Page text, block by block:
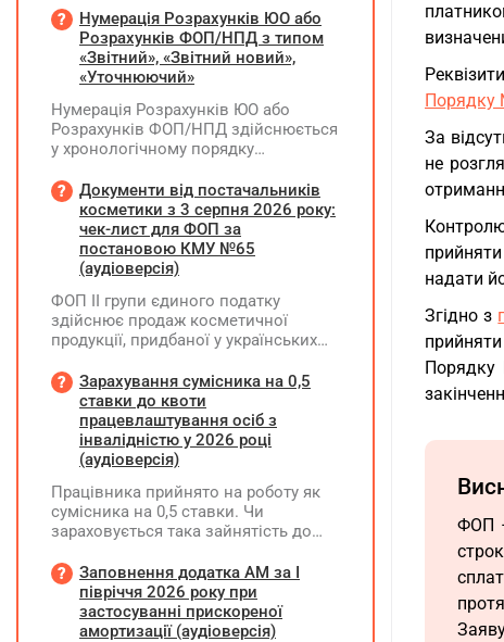
Порядку
За
не
надати
Згідно з
Порядку
ФОП
ПДФО та ВЗ. Крім того, статутний
капітал збільшувався за рахунок
нерозподіленого прибутку без
нарахування дивідендів. У 2026 році
виплатити кошти засновникам. Чи
потрібно утримувати ПДФО та ВЗ?
Нумерація Розрахунків ЮО або
Розрахунків ФОП/НПД з типом
«Звітний», «Звітний новий»,
«Уточнюючий»
Нумерація Розрахунків ЮО або
Розрахунків ФОП/НПД здійснюється
у хронологічному порядку
межах одного звітного
(податкового) періоду та не
продовжується в наступних
Документи від постачальників
косметики з 3 серпня 2026 року:
чек-лист для ФОП за
постановою КМУ №65
(аудіоверсія)
ФОП ІІ групи єдиного податку
здійснює продаж косметичної
продукції, придбаної у українських
потрібно вимагати від
постачальника після 03.08.2026 року
у зв'язку з повним набранням
чинності Технічного регламенту на
косметичну продукцію,
20.01.2021 р. №65?
Зарахування сумісника на 0,5
ставки до квоти
працевлаштування осіб з
інвалідністю у 2026 році
(аудіоверсія)
Працівника прийнято на роботу як
сумісника на 0,5 ставки. Чи
зараховується така зайнятість до
осіб з інвалідністю відповідно до
вимог законодавства?
Заповнення додатка АМ за І
півріччя 2026 року при
застосуванні прискореної
амортизації (аудіоверсія)